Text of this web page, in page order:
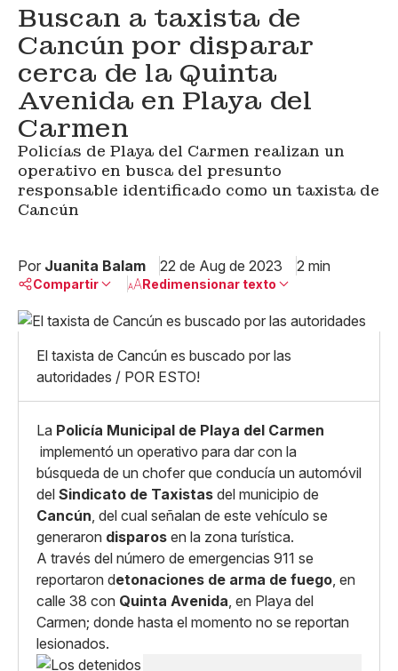
Buscan a taxista de
Cancún por disparar
cerca de la Quinta
Avenida en Playa del
Carmen
Policías de Playa del Carmen realizan un
operativo en busca del presunto
responsable identificado como un taxista de
Cancún
Por Juanita Balam 22 de Aug de 2023 2 min
Compartir
Facebook
X
Copiar enlace
Redimensionar texto
Mediano
Grande
El taxista de Cancún es buscado por las
autoridades / POR ESTO!
La Policía Municipal de Playa del Carmen
implementó un operativo para dar con la
búsqueda de un chofer que conducía un automóvil
del Sindicato de Taxistas del municipio de
Cancún, del cual señalan de este vehículo se
generaron disparos en la zona turística.
A través del número de emergencias 911 se
reportaron detonaciones de arma de fuego, en
calle 38 con Quinta Avenida, en Playa del
Carmen; donde hasta el momento no se reportan
lesionados.